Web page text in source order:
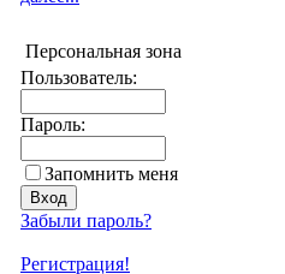
Персональная зона
Пользователь:
Пароль:
Запомнить меня
Забыли пароль?
Регистрация!